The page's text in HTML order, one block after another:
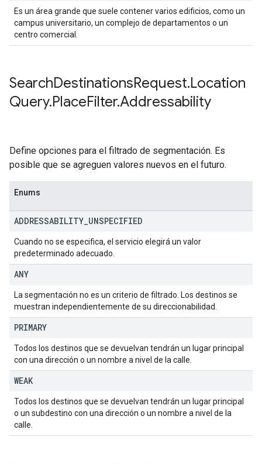
Es un área grande que suele contener varios edificios, como un
campus universitario, un complejo de departamentos o un
centro comercial.
SearchDestinationsRequest.Location
Query.PlaceFilter.Addressability
Define opciones para el filtrado de segmentación. Es
posible que se agreguen valores nuevos en el futuro.
Enums
ADDRESSABILITY UNSPECIFIED
Cuando no se especifica, el servicio elegirá un valor
predeterminado adecuado.
ANY
La segmentación no es un criterio de filtrado. Los destinos se
muestran independientemente de su direccionabilidad.
PRIMARY
Todos los destinos que se devuelvan tendrán un lugar principal
con una dirección o un nombre a nivel de la calle.
WEAK
Todos los destinos que se devuelvan tendrán un lugar principal
o un subdestino con una dirección o un nombre a nivel de la
calle.